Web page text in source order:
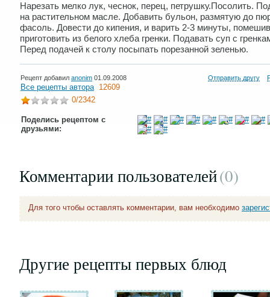
Нарезать мелко лук, чеснок, перец, петрушку.Посолить.
на растительном масле. Добавить бульон, размятую до
фасоль. Довести до кипения, и варить 2-3 минуты,
приготовить из белого хлеба гренки. Подавать суп с
Перед подачей к столу посыпать порезанной зеленью.
Рецепт добавил anonim 01.09.2008 Отправить другу
Все рецепты автора 12609
0/2342
Поделись рецептом с
друзьями:
Комментарии пользователей(0)
Для того чтобы оставлять комментарии, вам необходимо
Другие рецепты первых блюд